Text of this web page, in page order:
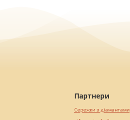
Партнери
Сережки з діамантами